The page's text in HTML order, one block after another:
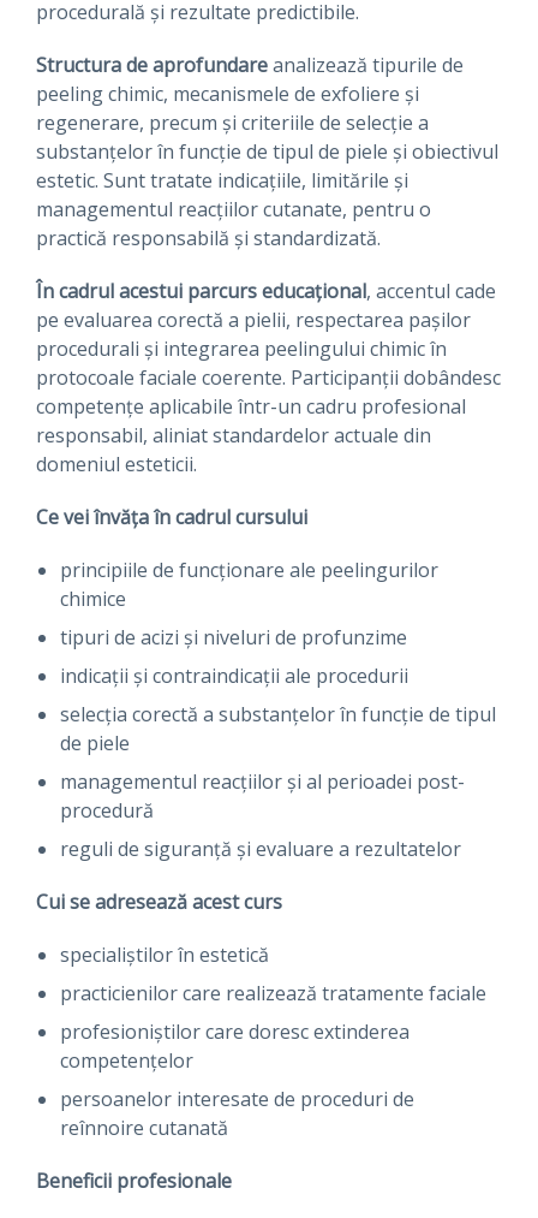
procedurală și rezultate predictibile.
Structura de aprofundareanalizează tipurile de
peeling chimic, mecanismele de exfoliere și
regenerare, precum și criteriile de selecție a
substanțelor în funcție de tipul de piele și obiectivul
estetic. Sunt tratate indicațiile, limitările și
managementul reacțiilor cutanate, pentru o
practică responsabilă și standardizată.
În cadrul acestui parcurs educațional, accentul cade
pe evaluarea corectă a pielii, respectarea pașilor
procedurali și integrarea peelingului chimic în
protocoale faciale coerente. Participanții dobândesc
competențe aplicabile într-un cadru profesional
responsabil, aliniat standardelor actuale din
domeniul esteticii.
Ce vei învăța în cadrul cursului
principiile de funcționare ale peelingurilor
chimice
tipuri de acizi și niveluri de profunzime
indicații și contraindicații ale procedurii
selecția corectă a substanțelor în funcție de tipul
de piele
managementul reacțiilor și al perioadei post-
procedură
reguli de siguranță și evaluare a rezultatelor
Cui se adresează acest curs
specialiștilor în estetică
practicienilor care realizează tratamente faciale
profesioniștilor care doresc extinderea
competențelor
persoanelor interesate de proceduri de
reînnoire cutanată
Beneficii profesionale